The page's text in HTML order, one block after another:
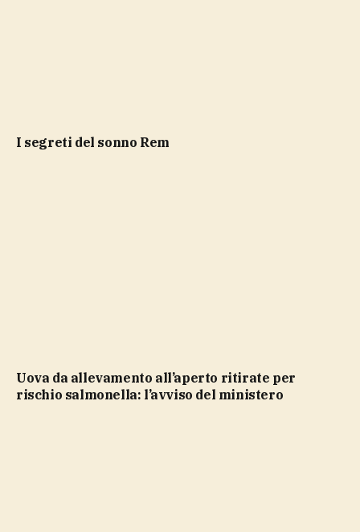
i segreti del sonno Rem
Uova da allevamento all’aperto ritirate per
rischio salmonella: l’avviso del ministero